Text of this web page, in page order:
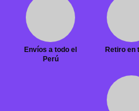
Envíos a todo el
Perú
Retiro en